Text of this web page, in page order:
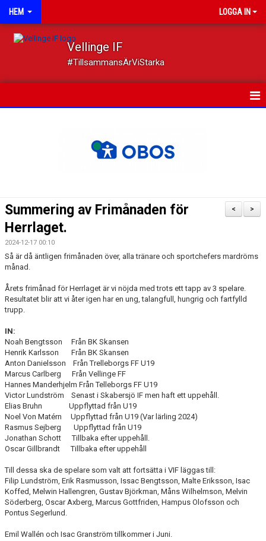
HEM LOGGA IN
Vellinge IF
#TillsammansÄrViStarka
TRYGGT IDROTTANDE
VELLINGE IF:S VÄNNER
KONTAKT
>
<
Summering av Frimånaden för
Herrlaget.
2024-12-17 00:10
Så är då äntligen frimånaden över, alla tränare och sportchefers mardröms
månad.
Årets frimånad för Herrlaget är vi nöjda med trots ett tapp av 3 spelare.
Resultatet blir att vi åter igen har en ung, talangfull, hungrig och fartfylld
trupp.
IN:
Noah Bengtsson Från BK Skansen
Henrik Karlsson Från BK Skansen
Anton Danielsson Från Trelleborgs FF U19
Marcus Carlberg Från Vellinge FF
Hannes Manderhjelm Från Telleborgs FF U19
Victor Lundström Senast i Skabersjö IF men haft ett uppehåll.
Elias Bruhn Uppflyttad från U19
Noel Von Matérn Uppflyttad från U19 (Var lärling 2024)
Rasmus Sejberg Uppflyttad från U19
Jonathan Schott Tillbaka efter uppehåll.
Oscar Gillbrandt Tillbaka efter uppehåll
Till dessa ska de spelare som valt att fortsätta i VIF läggas till:
Filip Lundström, Erik Rasmusson, Issac Bengtsson, Malte Eriksson, Isac
Koffed, Melwin Hallengren, Gustav Björkman, Måns Wilhelmson, Melvin
Söderberg, Oscar Axberg, Marcus Gottfriden, Hampus Olofsson och
Pontus Segerlund.
Emil Wallén och Isac Granström tillkommer i Juni.